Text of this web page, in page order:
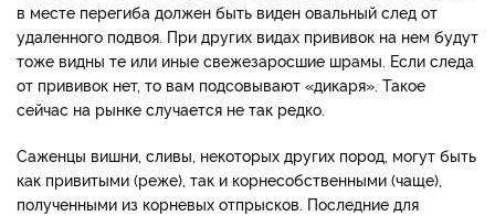
в месте перегиба должен быть виден овальный след от
удаленного подвоя. При других видах прививок на нем будут
тоже видны те или иные свежезаросшие шрамы. Если следа
от прививок нет, то вам подсовывают «дикаря». Такое
сейчас на рынке случается не так редко.
Саженцы вишни, сливы, некоторых других пород, могут быть
как привитыми (реже), так и корнесобственными (чаще),
полученными из корневых отпрысков. Последние для